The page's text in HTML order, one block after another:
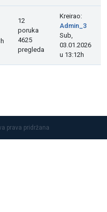
12
poruka
4625
pregleda
Kreirao:
Admin_3
Sub,
03.01.2026
u 13:12h
prava pridržana